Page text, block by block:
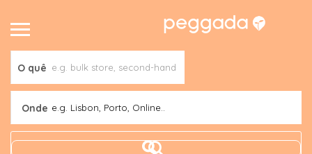
O quê
Onde e.g. Lisbon, Porto, Online..